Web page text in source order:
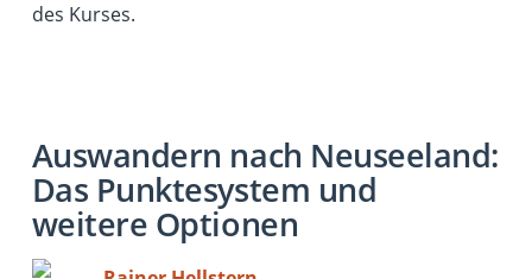
des Kurses.
Auswandern nach Neuseeland:
Das Punktesystem und
weitere Optionen